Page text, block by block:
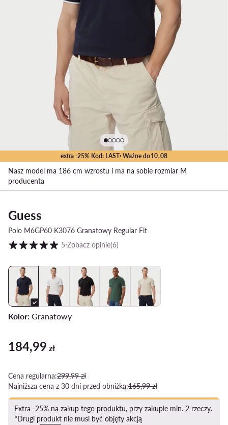
extra -25% Kod: LAST· Ważne do10.08
Nasz model ma 186 cm wzrostu i ma na sobie rozmiar M
producenta
Guess
Polo M6GP60 K3076 Granatowy Regular Fit
Ocena klientów w skali od 1 do 5
5⋅Zobacz opinie(6)
Kolor: Granatowy
Aktualna cena 184,99 zł
184,99 zł
Cena regularna:299,99 zł
Najniższa cena z 30 dni przed obniżką:165,99 zł
Extra -25% na zakup tego produktu, przy zakupie min. 2 rzeczy.
*Drugi produkt nie musi być objęty akcją